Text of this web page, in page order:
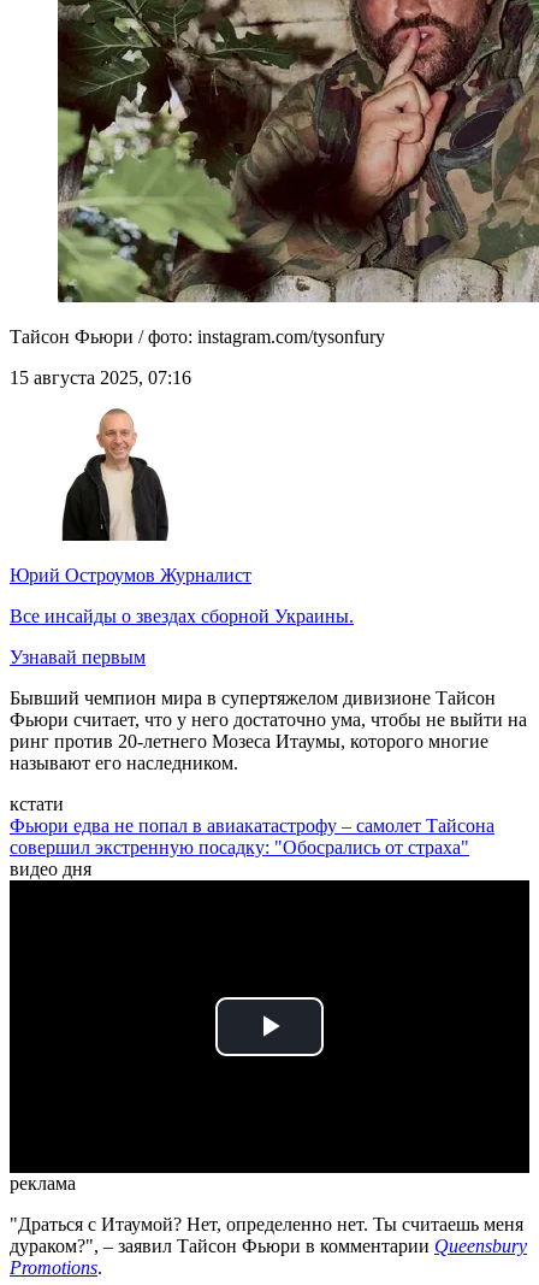
Тайсон Фьюри / фото: instagram.com/tysonfury
15 августа 2025, 07:16
Юрий Остроумов Журналист
Все инсайды о звездах сборной Украины.
Узнавай первым
Бывший чемпион мира в супертяжелом дивизионе Тайсон
Фьюри считает, что у него достаточно ума, чтобы не выйти на
ринг против 20-летнего Мозеса Итаумы, которого многие
называют его наследником.
кстати
Фьюри едва не попал в авиакатастрофу – самолет Тайсона
совершил экстренную посадку: "Обосрались от страха"
видео дня
Play
реклама
"Драться с Итаумой? Нет, определенно нет. Ты считаешь меня
дураком?", – заявил Тайсон Фьюри в комментарии Queensbury
Promotions.